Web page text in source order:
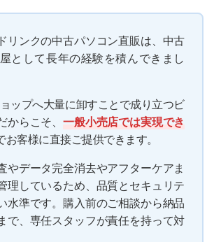
リンクの中古パソコン直販は、中古
として長年の経験を積んできまし
ップへ大量に卸すことで成り立つビ
からこそ、一般小売店では実現でき
お客様に直接ご提供できます。
やデータ完全消去やアフターケアま
理しているため、品質とセキュリテ
水準です。購入前のご相談から納品
で、専任スタッフが責任を持って対